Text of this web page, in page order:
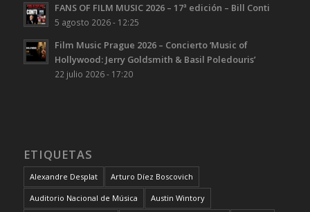
FANS OF FILM MUSIC 2026 – 17ª edición – Bill Conti
5 agosto 2026 - 12:25
Film Music Prague 2026 – Concierto ‘Music of
Hollywood: Jerry Goldsmith & Basil Poledouris’
22 julio 2026 - 17:20
ETIQUETAS
Alexandre Desplat Arturo Díez Boscovich
Auditorio Nacional de Música Austin Wintory